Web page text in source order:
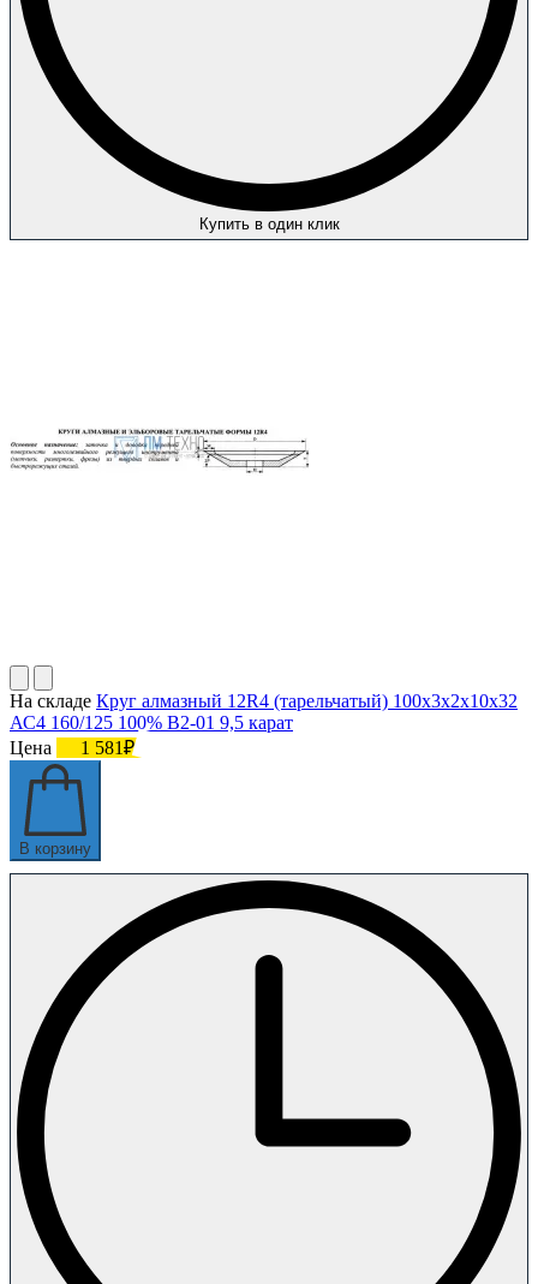
Купить в один клик
На складе Круг алмазный 12R4 (тарельчатый) 100х3х2х10х32
АС4 160/125 100% В2-01 9,5 карат
Цена
1 581₽
В корзину